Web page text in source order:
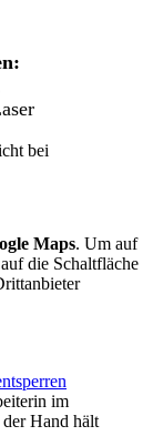
Maps. Um auf
die Schaltfläche